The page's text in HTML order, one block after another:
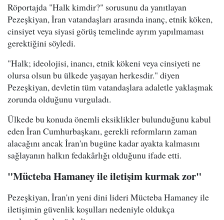
Röportajda "Halk kimdir?" sorusunu da yanıtlayan
Pezeşkiyan, İran vatandaşları arasında inanç, etnik köken,
cinsiyet veya siyasi görüş temelinde ayrım yapılmaması
gerektiğini söyledi.
"Halk; ideolojisi, inancı, etnik kökeni veya cinsiyeti ne
olursa olsun bu ülkede yaşayan herkesdir." diyen
Pezeşkiyan, devletin tüm vatandaşlara adaletle yaklaşmak
zorunda olduğunu vurguladı.
Ülkede bu konuda önemli eksiklikler bulunduğunu kabul
eden İran Cumhurbaşkanı, gerekli reformların zaman
alacağını ancak İran'ın bugüne kadar ayakta kalmasını
sağlayanın halkın fedakârlığı olduğunu ifade etti.
"Mücteba Hamaney ile iletişim kurmak zor"
Pezeşkiyan, İran'ın yeni dini lideri Mücteba Hamaney ile
iletişimin güvenlik koşulları nedeniyle oldukça